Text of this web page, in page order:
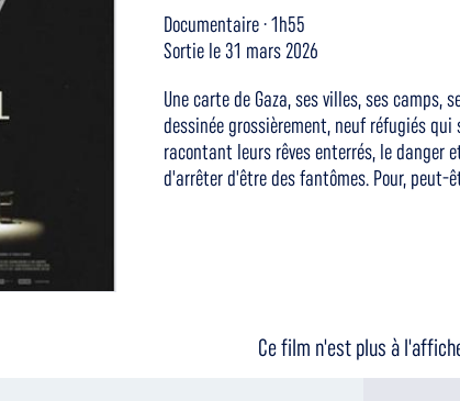
Documentaire · 1h55
Sortie le 31 mars 2026
Une carte de Gaza, ses villes, ses camps,
dessinée grossièrement, neuf réfugiés
racontant leurs rêves enterrés, le danger
d'arrêter d'être des fantômes. Pour, peut-
Ce film n'est plus à